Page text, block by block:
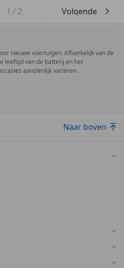
1 / 2 Volgende
nieuwe voertuigen. Afhankelijk van de
leeftijd van de batterij en het
aanzienlijk variëren.
Naar boven